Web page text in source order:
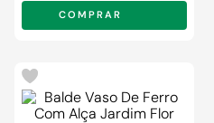
COMPRAR